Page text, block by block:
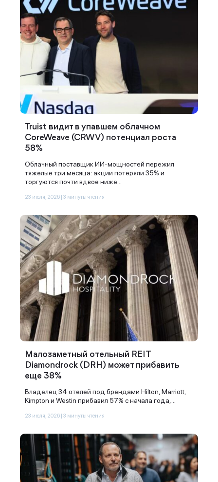
Truist видит в упавшем облачном
CoreWeave (CRWV) потенциал роста
58%
Облачный поставщик ИИ-мощностей пережил
тяжелые три месяца: акции потеряли 35% и
торгуются почти вдвое ниже...
23 июля, 2026 | 3 минуты чтения
Малозаметный отельный REIT
Diamondrock (DRH) может прибавить
еще 38%
Владелец 34 отелей под брендами Hilton, Marriott,
Kimpton и Westin прибавил 57% с начала года,...
23 июля, 2026 | 3 минуты чтения
Спасибо за заявку